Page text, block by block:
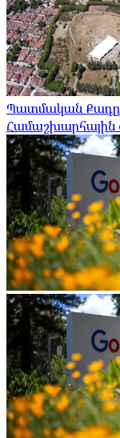
Պատմական
Համաշխարհային